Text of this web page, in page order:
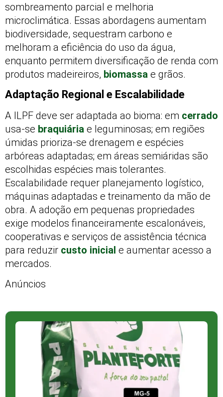
sombreamento parcial e melhoria
microclimática. Essas abordagens aumentam
biodiversidade, sequestram carbono e
melhoram a eficiência do uso da água,
enquanto permitem diversificação de renda com
produtos madeireiros, biomassa e grãos.
Adaptação Regional e Escalabilidade
A ILPF deve ser adaptada ao bioma: em cerrado
usa-se braquiária e leguminosas; em regiões
úmidas prioriza-se drenagem e espécies
arbóreas adaptadas; em áreas semiáridas são
escolhidas espécies mais tolerantes.
Escalabilidade requer planejamento logístico,
máquinas adaptadas e treinamento da mão de
obra. A adoção em pequenas propriedades
exige modelos financeiramente escalonáveis,
cooperativas e serviços de assistência técnica
para reduzir custo inicial e aumentar acesso a
mercados.
Anúncios